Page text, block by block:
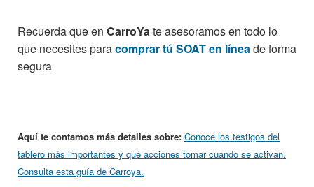
Recuerda que en CarroYate asesoramos en todo lo
que necesites paracomprar tú SOAT en líneade forma
segura
Aquí te contamos más detalles sobre: Conoce los testigos del
tablero más importantes y qué acciones tomar cuando se activan.
Consulta esta guía de Carroya.